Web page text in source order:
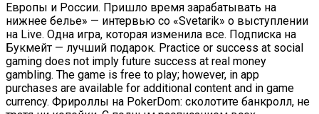
Европы и России. Пришло время зарабатывать на
нижнее белье» — интервью со «Svetarik» о выступлении
на Live. Одна игра, которая изменила все. Подписка на
Букмейт — лучший подарок. Practice or success at social
gaming does not imply future success at real money
gambling. The game is free to play; however, in app
purchases are available for additional content and in game
currency. Фрироллы на PokerDom: сколотите банкролл, не